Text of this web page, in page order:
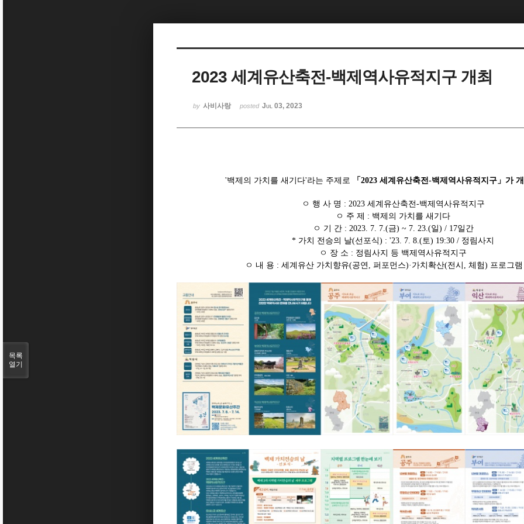
2023 세계유산축전-백제역사유적지구 개최
by 사비사랑 posted Jul 03, 2023
'백제의 가치를 새기다'라는 주제로 「 2023 세계유산축전-백제역사유적지구」가
ㅇ 행 사 명 : 2023 세계유산축전-백제역사유적지구
ㅇ 주 제 : 백제의 가치를 새기다
ㅇ 기 간 : 2023. 7. 7.(금) ~ 7. 23.(일) / 17일간
* 가치 전승의 날(선포식) : '23. 7. 8.(토) 19:30 / 정림사지
ㅇ 장 소 : 정림사지 등 백제역사유적지구
ㅇ 내 용 : 세계유산 가치향유(공연 , 퍼포먼스)· 가치확산(전시 , 체험) 프로그
목록
열기
Sketchbook5, 스케치북5
Sketchbook5, 스케치북5